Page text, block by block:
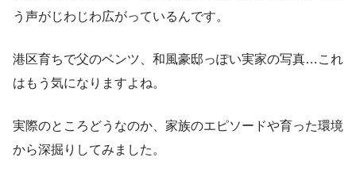
う声がじわじわ広がっているんです。
港区育ちで父のベンツ、和風豪邸っぽい実家の写真…これ
はもう気になりますよね。
実際のところどうなのか、家族のエピソードや育った環境
から深掘りしてみました。